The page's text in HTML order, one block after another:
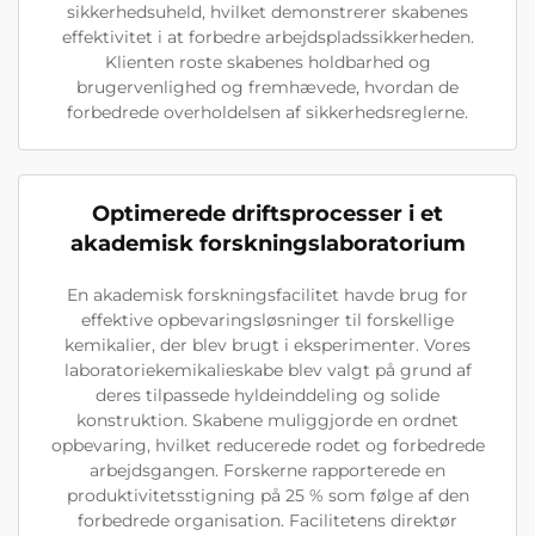
sikkerhedsuheld, hvilket demonstrerer skabenes
effektivitet i at forbedre arbejdspladssikkerheden.
Klienten roste skabenes holdbarhed og
brugervenlighed og fremhævede, hvordan de
forbedrede overholdelsen af sikkerhedsreglerne.
Optimerede driftsprocesser i et
akademisk forskningslaboratorium
En akademisk forskningsfacilitet havde brug for
effektive opbevaringsløsninger til forskellige
kemikalier, der blev brugt i eksperimenter. Vores
laboratoriekemikalieskabe blev valgt på grund af
deres tilpassede hyldeinddeling og solide
konstruktion. Skabene muliggjorde en ordnet
opbevaring, hvilket reducerede rodet og forbedrede
arbejdsgangen. Forskerne rapporterede en
produktivitetsstigning på 25 % som følge af den
forbedrede organisation. Facilitetens direktør